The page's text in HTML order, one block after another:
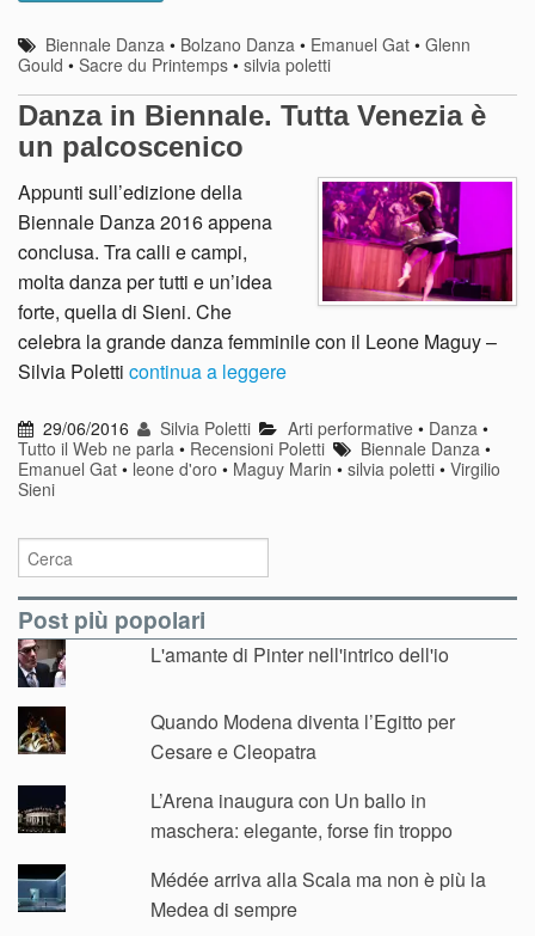
Biennale Danza • Bolzano Danza • Emanuel Gat •Glenn
Gould • Sacre du Printemps • silvia poletti
Danza in Biennale. Tutta Venezia è
un palcoscenico
Appunti sull’edizione della
Biennale Danza 2016 appena
conclusa. Tra calli e campi,
molta danza per tutti e un’idea
forte, quella di Sieni. Che
celebra la grande danza femminile con il Leone Maguy –
Silvia Poletti continua a leggere
29/06/2016 Silvia Poletti Arti performative• Danza•
Tutto il Web ne parla • Recensioni Poletti Biennale Danza •
Emanuel Gat • leone d'oro • Maguy Marin • silvia poletti • Virgilio
Sieni
Post più popolari
L'amante di Pinter nell'intrico dell'io
Quando Modena diventa l’Egitto per
Cesare e Cleopatra
L’Arena inaugura con Un ballo in
maschera: elegante, forse fin troppo
Médée arriva alla Scala ma non è più la
Medea di sempre